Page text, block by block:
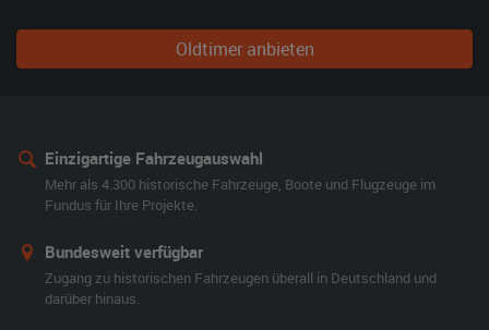
Oldtimer anbieten
Einzigartige Fahrzeugauswahl
Mehr als 4.300 historische Fahrzeuge, Boote und Flugzeuge im
Fundus für Ihre Projekte.
Bundesweit verfügbar
Zugang zu historischen Fahrzeugen überall in Deutschland und
darüber hinaus.